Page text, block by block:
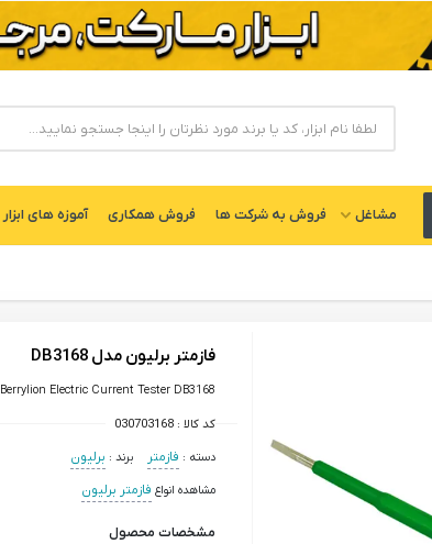
مشاغل فروش به شركت ها فروش همکاری آموزه های ابزار
فازمتر برلیون مدل DB3168
Berrylion Electric Current Tester DB3168
کد کالا : 030703168
دسته : فازمتر برند : برلیون
مشاهده انواع فازمتر برلیون
مشخصات محصول